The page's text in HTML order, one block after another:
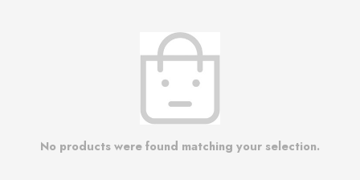
No products were found matching your selection.